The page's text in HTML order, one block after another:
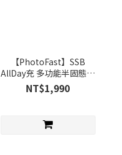
【PhotoFast】SSB
AllDay充 多功能半固態行
動電源 (Wh標示可上飛機)
NT$1,990